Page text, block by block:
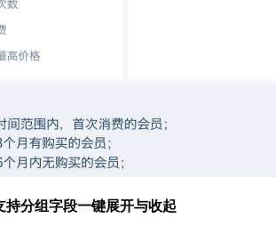
持分组字段一键展开与收起